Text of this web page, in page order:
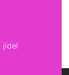
jídel